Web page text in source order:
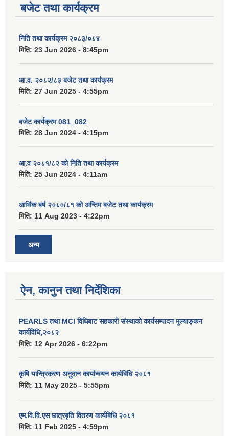
बजेट तथा कार्यक्रम
निति तथा कार्यक्रम २०८३/०८४
मिति: 23 Jun 2026 - 8:45pm
आ.व. २०८२/८३ बजेट तथा कार्यक्रम
मिति: 27 Jun 2025 - 4:55pm
बजेट कार्यक्रम 081_082
मिति: 28 Jun 2024 - 4:15pm
आ.व २०८१/८२ को निति तथा कार्यक्रम
मिति: 25 Jun 2024 - 4:11am
आर्थिक बर्ष २०८०/८१ को अन्तिम बजेट तथा कार्यक्रम
मिति: 11 Aug 2023 - 4:22pm
अन्य
ऐन, कानुन तथा निर्देशिका
PEARLS तथा MCI विधिबाट सहकारी संस्थाको कार्यसम्पादन मुल्याङ्कन
कार्यविधि,२०८२
मिति: 12 Apr 2026 - 6:22pm
कृषि यान्त्रिकरण अनुदान कार्यान्वयन कार्यबिधि २०८१
मिति: 11 May 2025 - 5:55pm
एम.वि.वि.एस छात्रबृति वितरण कार्यबिधि २०८१
मिति: 11 Feb 2025 - 4:59pm